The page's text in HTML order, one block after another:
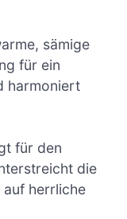
sämige
für ein
harmoniert
für den
die
auf herrliche